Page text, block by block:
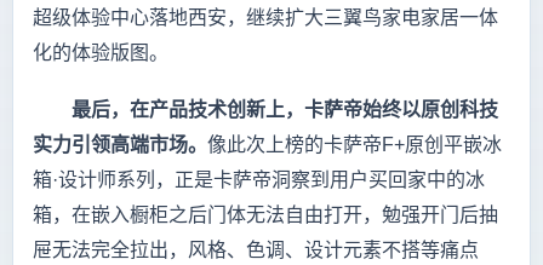
超级体验中心落地西安，继续扩大三翼鸟家电家居一体
化的体验版图。
最后，在产品技术创新上，卡萨帝始终以原创科技
实力引领高端市场。 像此次上榜的卡萨帝F+原创平嵌冰
箱·设计师系列，正是卡萨帝洞察到用户买回家中的冰
箱，在嵌入橱柜之后门体无法自由打开，勉强开门后抽
屉无法完全拉出，风格、色调、设计元素不搭等痛点